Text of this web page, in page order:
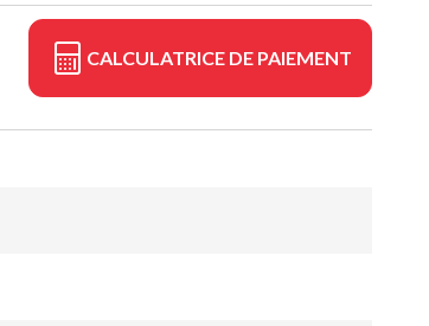
CALCULATRICE DE PAIEMENT